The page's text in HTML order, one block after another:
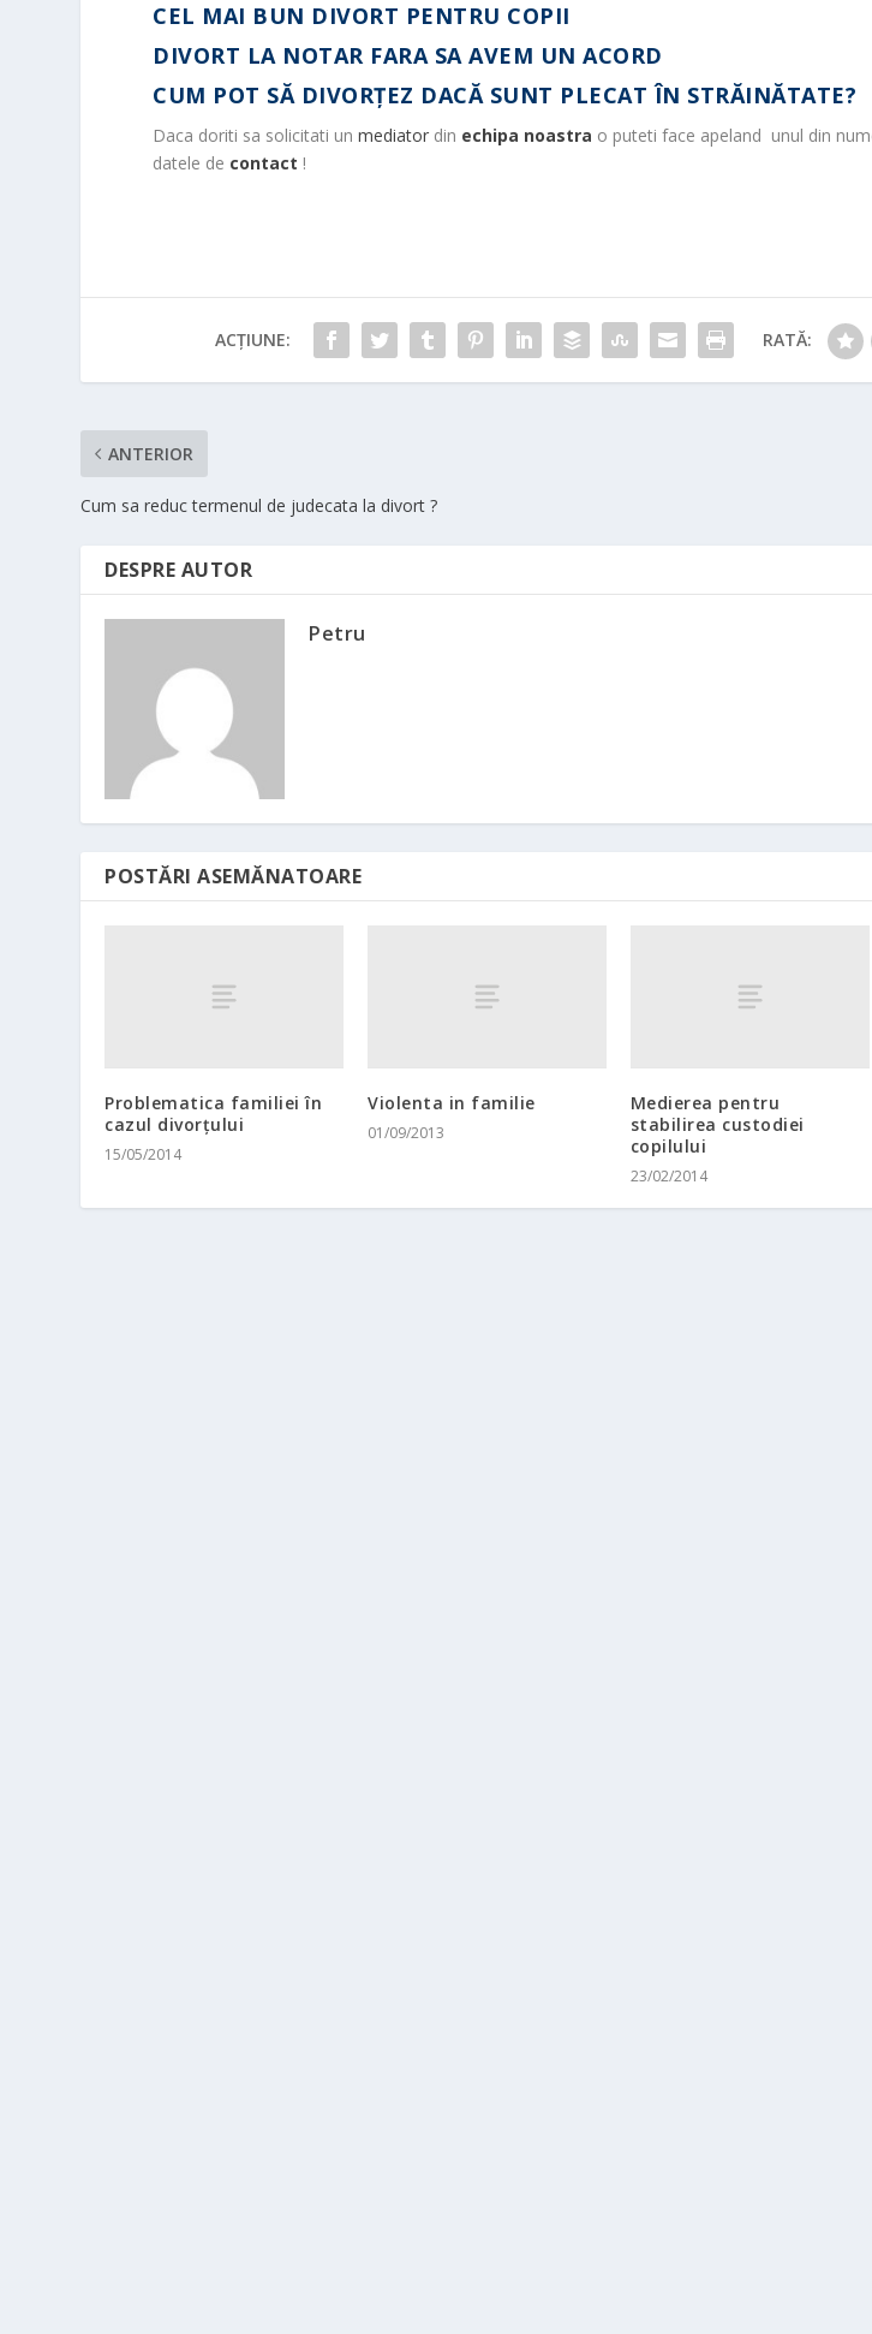
CEL MAI BUN DIVORT PENTRU COPII
DIVORT LA NOTAR FARA SA AVEM UN ACORD
CUM POT SĂ DIVORȚEZ DACĂ SUNT PLECAT ÎN STRĂINĂTATE?
Daca doriti sa solicitati unmediator din echipa noastra o puteti face apeland unul din
datele de contact !
ACȚIUNE: RATĂ:
ANTERIOR
Cum sa reduc termenul de judecata la divort ?
DESPRE AUTOR
Petru
POSTĂRI ASEMĂNATOARE
Problematica familiei în
cazul divorțului
15/05/2014
Violenta in familie
01/09/2013
Medierea pentru
stabilirea custodiei
copilului
23/02/2014